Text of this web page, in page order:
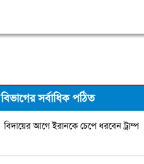
সর্বাধিক পঠিত
বিদায়ের আগে ইরানকে চেপে ধরবেন ট্রাম্প